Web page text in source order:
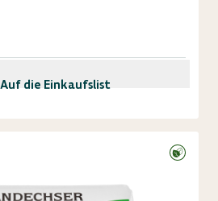
Auf die Einkaufsliste